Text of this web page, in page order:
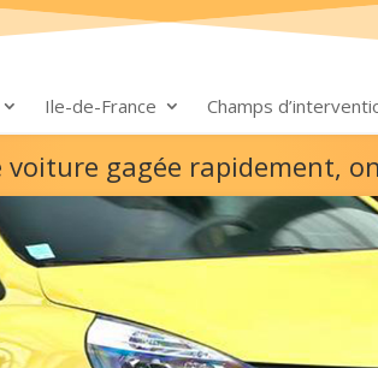
Ile-de-France Champs
voiture gagée rapidement,